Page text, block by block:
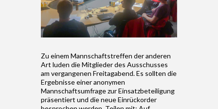
Zu einem Mannschaftstreffen der anderen
Art luden die Mitglieder des Ausschusses
am vergangenen Freitagabend. Es sollten die
Ergebnisse einer anonymen
Mannschaftsumfrage zur Einsatzbeteiligung
präsentiert und die neue Einrückorder